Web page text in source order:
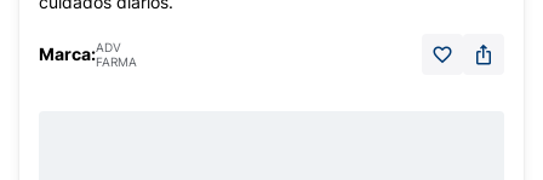
Marca:ADV
FARMA